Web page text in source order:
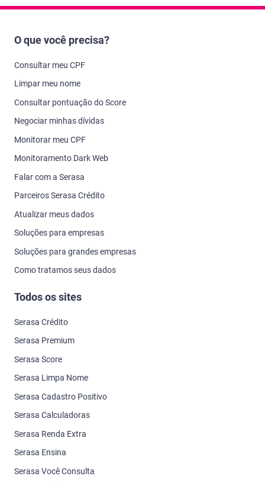
O que você precisa?
Consultar meu CPF
Limpar meu nome
Consultar pontuação do Score
Negociar minhas dívidas
Monitorar meu CPF
Monitoramento Dark Web
Falar com a Serasa
Parceiros Serasa Crédito
Atualizar meus dados
Soluções para empresas
Soluções para grandes empresas
Como tratamos seus dados
Todos os sites
Serasa Crédito
Serasa Premium
Serasa Score
Serasa Limpa Nome
Serasa Cadastro Positivo
Serasa Calculadoras
Serasa Renda Extra
Serasa Ensina
Serasa Você Consulta